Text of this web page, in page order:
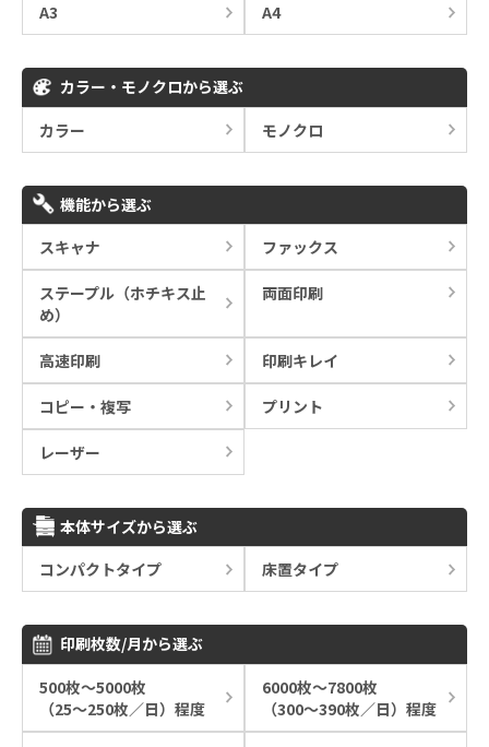
A3
A4
カラー・モノクロから選ぶ
カラー
モノクロ
機能から選ぶ
スキャナ
ファックス
ステープル（ホチキス止
め）
両面印刷
高速印刷 印刷キレイ
コピー・複写 プリント
レーザー
本体サイズから選ぶ
コンパクトタイプ
床置タイプ
印刷枚数/月から選ぶ
500枚～5000枚
（25～250枚／日）程度
6000枚～7800枚
（300～390枚／日）程度